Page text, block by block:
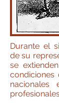
Durante el
de su
se
condiciones
nacionales